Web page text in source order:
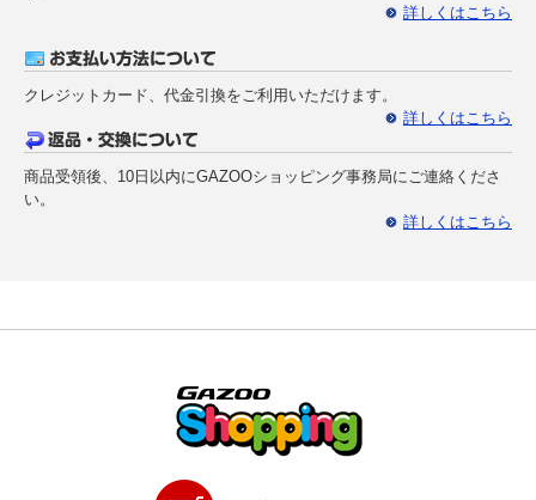
詳しくはこちら
クレジットカード、代金引換をご利用いただけます。
詳しくはこちら
商品受領後、10日以内にGAZOOショッピング事務局にご連絡くださ
い。
詳しくはこちら